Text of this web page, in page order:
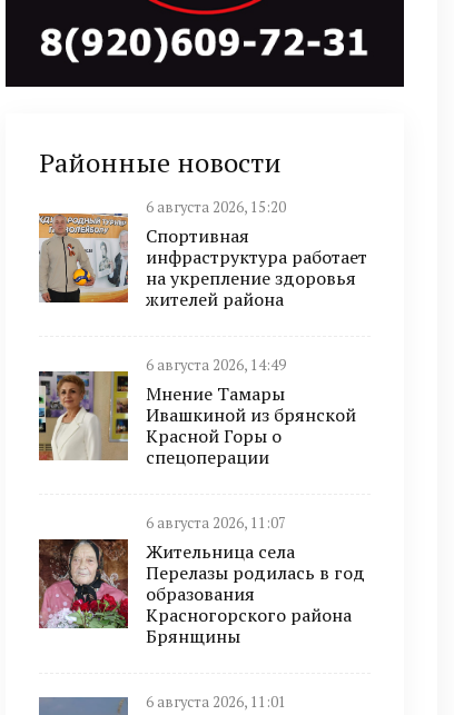
Районные новости
6 августа 2026, 15:20
Спортивная
инфраструктура работает
на укрепление здоровья
жителей района
6 августа 2026, 14:49
Мнение Тамары
Ивашкиной из брянской
Красной Горы о
спецоперации
6 августа 2026, 11:07
Жительница села
Перелазы родилась в год
образования
Красногорского района
Брянщины
6 августа 2026, 11:01